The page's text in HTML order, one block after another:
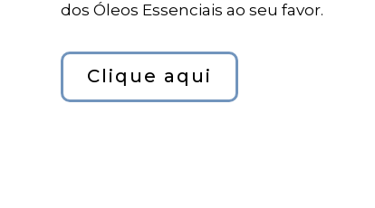
dos Óleos Essenciais ao seu favor.
Clique aqui